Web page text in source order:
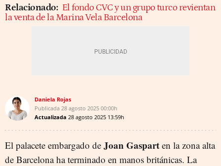
Relacionado: El fondo CVC y un grupo turco revientan
la venta de la Marina Vela Barcelona
Daniela Rojas
Publicada 28 agosto 2025 00:00h
Actualizada 28 agosto 2025 13:59h
El palacete embargado de Joan Gaspart en la zona alta
de Barcelona ha terminado en manos británicas. La